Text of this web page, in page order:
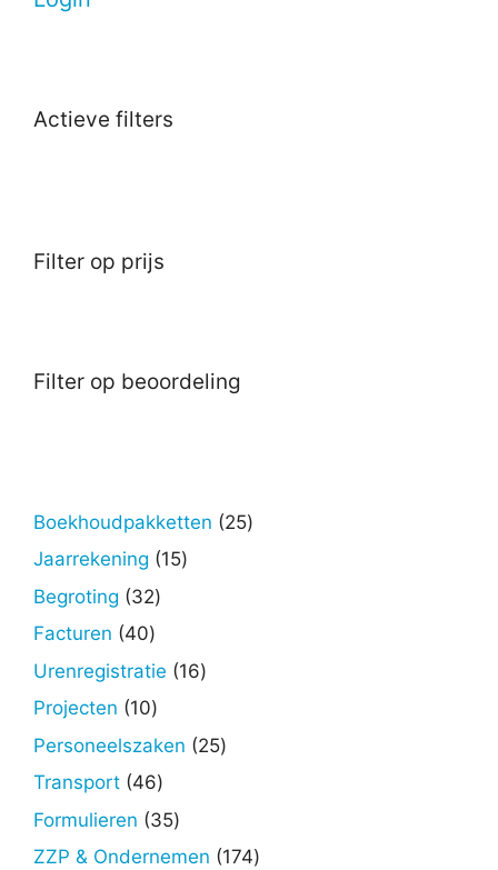
Actieve filters
Filter op prijs
Filter op beoordeling
Boekhoudpakketten 2525
Jaarrekening 1515
Begroting 3232
Facturen 4040
producten
Urenregistratie 1616
Projecten 1010
producten
Personeelszaken 2525
Transport 4646
producten
Formulieren 3535
producten
ZZP & Ondernemen 174174